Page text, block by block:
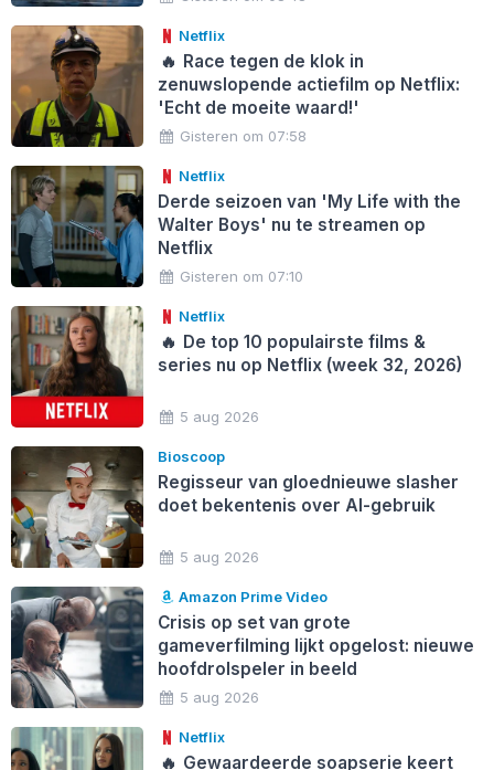
Netflix
🔥 Race tegen de klok in
zenuwslopende actiefilm op Netflix:
'Echt de moeite waard!'
Gisteren om 07:58
Netflix
Derde seizoen van 'My Life with the
Walter Boys' nu te streamen op
Netflix
Gisteren om 07:10
Netflix
🔥 De top 10 populairste films &
series nu op Netflix (week 32, 2026)
5 aug 2026
Bioscoop
Regisseur van gloednieuwe slasher
doet bekentenis over AI-gebruik
5 aug 2026
Amazon Prime Video
Crisis op set van grote
gameverfilming lijkt opgelost: nieuwe
hoofdrolspeler in beeld
5 aug 2026
Netflix
🔥 Gewaardeerde soapserie keert